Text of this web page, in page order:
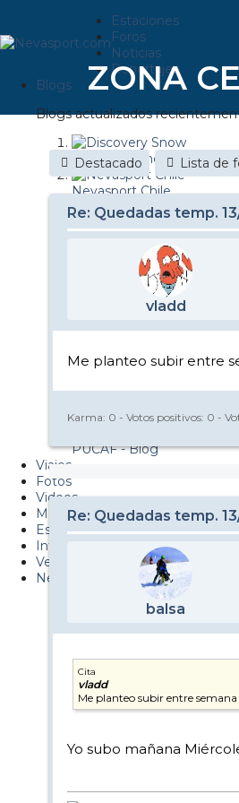
Estaciones
Foros
Noticias
Reportajes
Blogs
Blogs actualizados
Discovery Snow
Nevasport Chile
Esquiaryviajar.com
nevasport blog
Diario de un friki
Metiendo Cantos
PUCAF - Blog
Viajes
Fotos
Videos
Material
Esquí Pro
Infonieve
Verano
Nevalog
ZONA
Destacado Lista de
Re: Quedadas temp.
vladd
Me planteo subir entre
Karma: 0 - Votos positivos: 0 -
Re: Quedadas temp.
balsa
Cita
vladd
Me planteo subir entre
Yo subo mañana